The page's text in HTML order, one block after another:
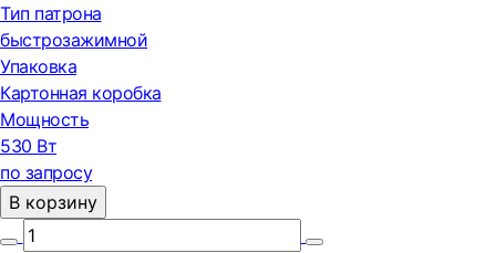
Тип патрона
быстрозажимной
Упаковка
Картонная коробка
Мощность
530 Вт
по запросу
В корзину